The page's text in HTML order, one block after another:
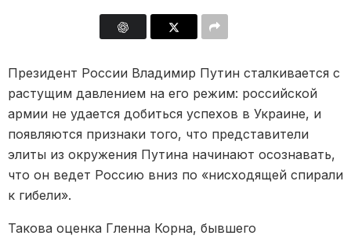
Президент России Владимир Путин сталкивается с
растущим давлением на его режим: российской
армии не удается добиться успехов в Украине, и
появляются признаки того, что представители
элиты из окружения Путина начинают осознавать,
что он ведет Россию вниз по «нисходящей спирали
к гибели».
Такова оценка Гленна Корна, бывшего